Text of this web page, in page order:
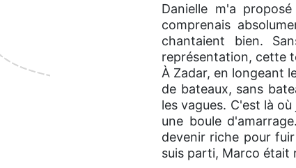
Danielle m'a
comprenais
chantaient bien.
représentation, cette
À Zadar, en longeant
de bateaux, sans
les vagues. C'est là
une boule
devenir riche pour
suis parti, Marco était